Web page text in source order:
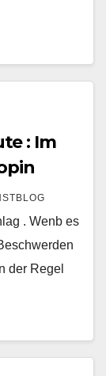
: Im
. Wenb es
der Regel